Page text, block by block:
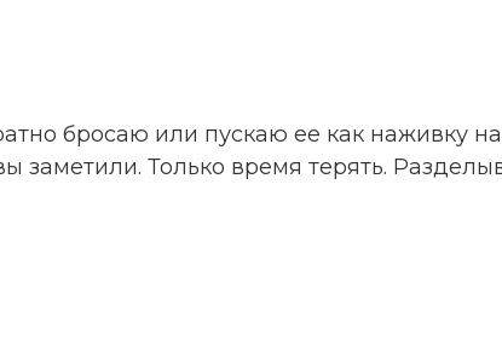
бросаю или пускаю ее как наживку
заметили. Только время терять.